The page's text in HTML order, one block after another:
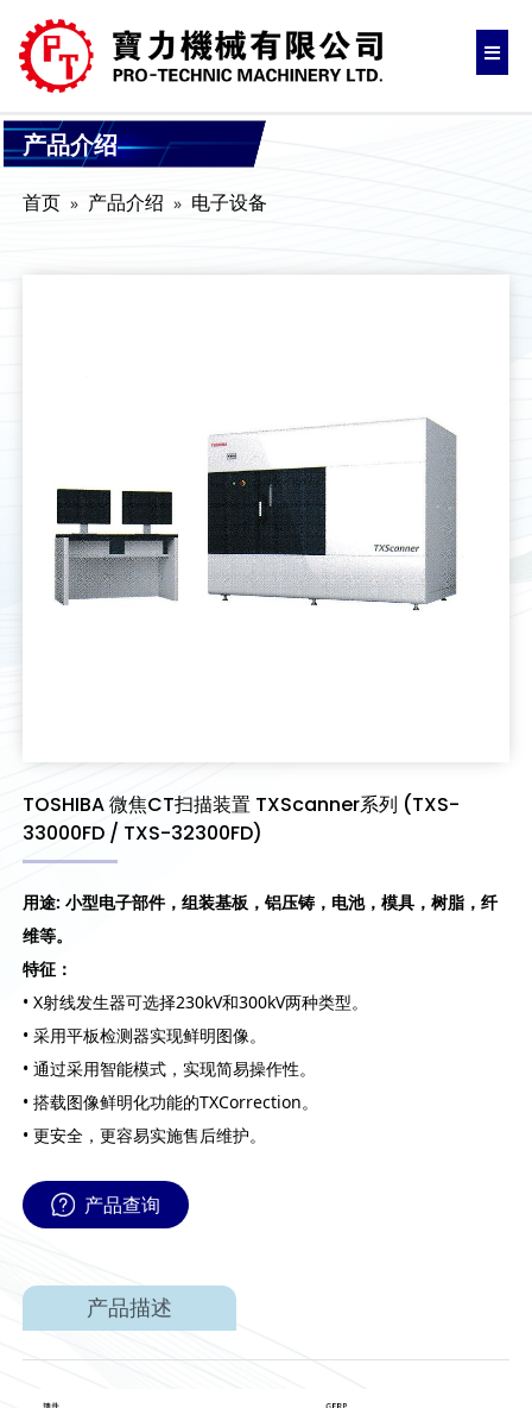
产品介绍
首页 产品介绍 电子设备
TOSHIBA 微焦CT扫描装置 TXScanner系列 (TXS-
33000FD / TXS-32300FD)
用途: 小型电子部件，组装基板，铝压铸，电池，模具，树脂，纤
维等。
特征：
• X射线发生器可选择230kV和300kV两种类型。
• 采用平板检测器实现鲜明图像。
• 通过采用智能模式，实现简易操作性。
• 搭载图像鲜明化功能的TXCorrection。
• 更安全，更容易实施售后维护。
产品查询
产品描述